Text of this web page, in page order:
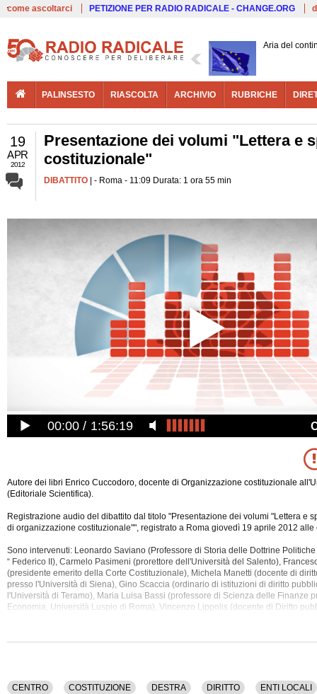
come ascoltarci PETIZIONE PER RADIO RADICALE - CHANGE.ORG
Aria del
PALINSESTO RIASCOLTA ARCHIVIO RUBRICHE
19
APR
2012
Presentazione dei volumi "Lettera e
costituzionale"
DIBATTITO | - Roma - 11:09 Durata: 1 ora 55 min
00:00 1:56:19
Autore dei libri Enrico Cuccodoro, docente di Organizzazione costituzionale
(Editoriale Scientifica).
Registrazione audio del dibattito dal titolo "Presentazione dei volumi "Lettera e
di organizzazione costituzionale"", registrato a Roma giovedì 19 aprile 2012 alle
Sono intervenuti: Leonardo Saviano (Professore di Storia delle Dottrine
“ Federico II), Carmelo Pasimeni (prorettore dell'Università del Salento),
(presidente emerito della Corte Costituzionale), Michela Manetti (docente di
presso l'Università di Siena), Gino Scaccia (ordinario di istituzioni di diritto
l'Università di Teramo), Maria Luisa Bassi (professore di Scienza delle Finanze
Economia, Università Luspio di Roma), Vincenzo Lippolis (docente di Diritto
Roma Tre), Enrico Cuccodoro (docente di diritto costituzionale all'Università
Tremaglia.
CENTRO COSTITUZIONE DESTRA DIRITTO ENTI LOCALI